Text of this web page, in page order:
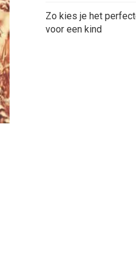
Zo kies je het
voor een kind